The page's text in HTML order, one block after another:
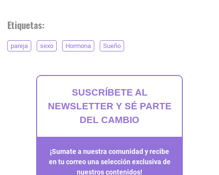
Etiquetas:
pareja sexo Hormona Sueño
SUSCRÍBETE AL
NEWSLETTER Y SÉ PARTE
DEL CAMBIO
¡Sumate a nuestra comunidad y recibe
en tu correo una selección exclusiva de
nuestros contenidos!